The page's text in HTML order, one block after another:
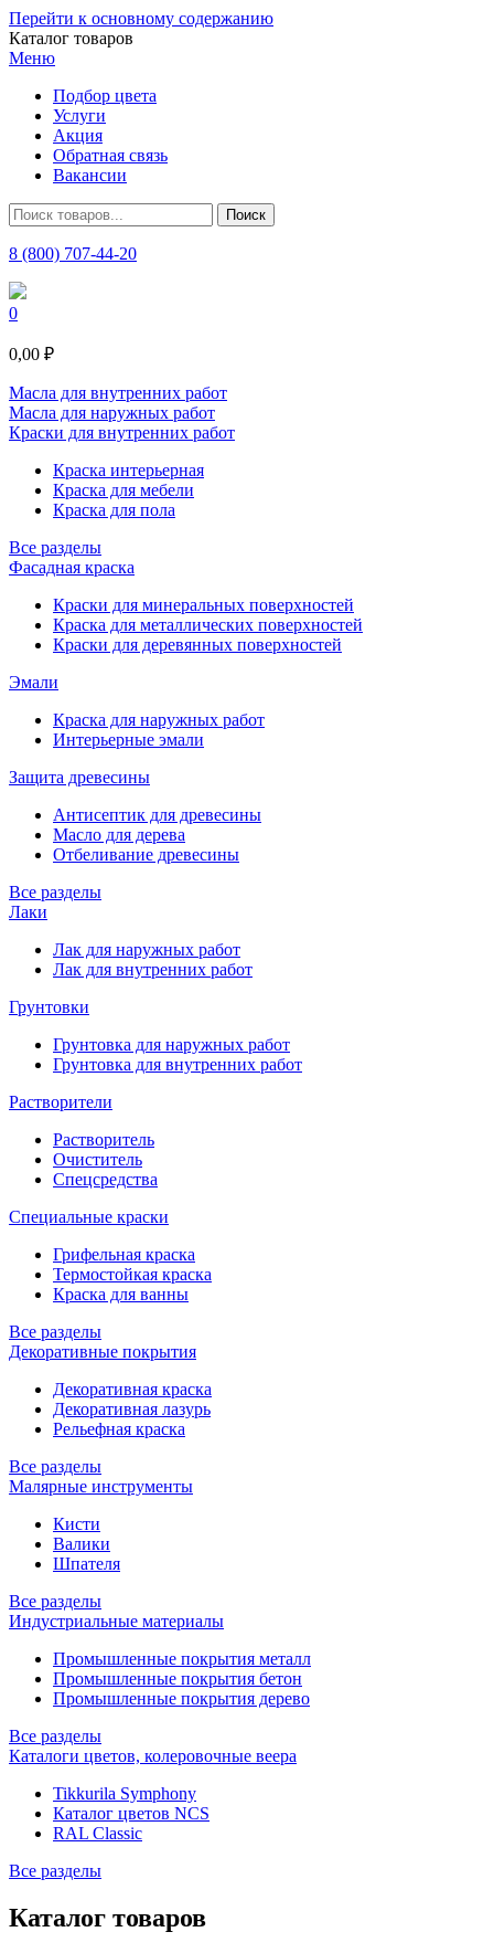
Перейти к основному содержанию
Каталог товаров
Меню
Подбор цвета
Услуги
Акция
Обратная связь
Вакансии
8 (800) 707-44-20
0
0,00 ₽
Масла для внутренних работ
Масла для наружных работ
Краски для внутренних работ
Краска интерьерная
Краска для мебели
Краска для пола
Все разделы
Фасадная краска
Краски для минеральных поверхностей
Краска для металлических поверхностей
Краски для деревянных поверхностей
Эмали
Краска для наружных работ
Интерьерные эмали
Защита древесины
Антисептик для древесины
Масло для дерева
Отбеливание древесины
Все разделы
Лаки
Лак для наружных работ
Лак для внутренних работ
Грунтовки
Грунтовка для наружных работ
Грунтовка для внутренних работ
Растворители
Растворитель
Очиститель
Спецсредства
Специальные краски
Грифельная краска
Термостойкая краска
Краска для ванны
Все разделы
Декоративные покрытия
Декоративная краска
Декоративная лазурь
Рельефная краска
Все разделы
Малярные инструменты
Кисти
Валики
Шпателя
Все разделы
Индустриальные материалы
Промышленные покрытия металл
Промышленные покрытия бетон
Промышленные покрытия дерево
Все разделы
Каталоги цветов, колеровочные веера
Tikkurila Symphony
Каталог цветов NCS
RAL Classic
Все разделы
Каталог товаров